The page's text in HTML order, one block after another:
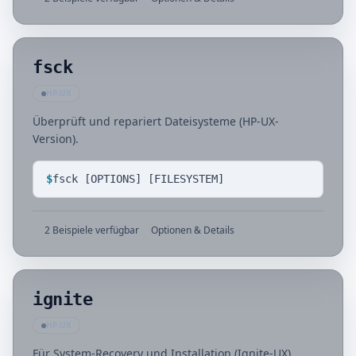
fsck
Überprüft und repariert Dateisysteme (HP-UX-
Version).
$fsck [OPTIONS] [FILESYSTEM]
2 Beispiele verfügbar Optionen & Details
ignite